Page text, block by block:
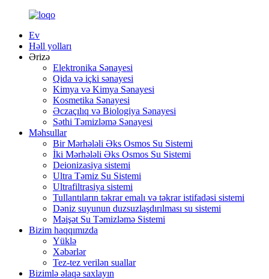
Ev
Həll yolları
Ərizə
Elektronika Sənayesi
Qida və içki sənayesi
Kimya və Kimya Sənayesi
Kosmetika Sənayesi
Əczaçılıq və Biologiya Sənayesi
Səthi Təmizləmə Sənayesi
Məhsullar
Bir Mərhələli Əks Osmos Su Sistemi
İki Mərhələli Əks Osmos Su Sistemi
Deionizasiya sistemi
Ultra Təmiz Su Sistemi
Ultrafiltrasiya sistemi
Tullantıların təkrar emalı və təkrar istifadəsi sistemi
Dəniz suyunun duzsuzlaşdırılması su sistemi
Məişət Su Təmizləmə Sistemi
Bizim haqqımızda
Yüklə
Xəbərlər
Tez-tez verilən suallar
Bizimlə əlaqə saxlayın